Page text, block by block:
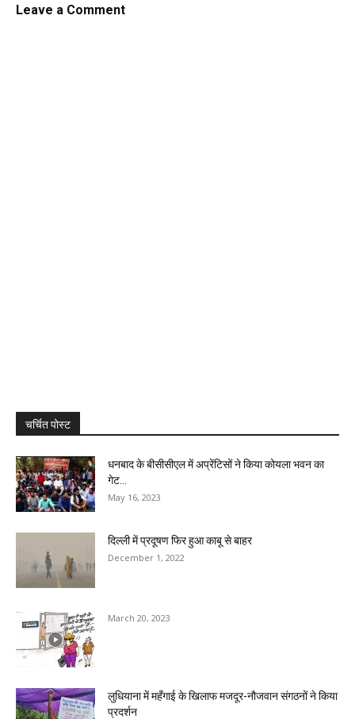
Leave a Comment
चर्चित पोस्ट
धनबाद के बीसीसीएल में अप्रेंटिसों ने किया कोयला भवन का
गेट...
May 16, 2023
दिल्ली में प्रदूषण फिर हुआ काबू से बाहर
December 1, 2022
March 20, 2023
लुधियाना में महँगाई के खिलाफ मजदूर-नौजवान संगठनों ने किया
प्रदर्शन